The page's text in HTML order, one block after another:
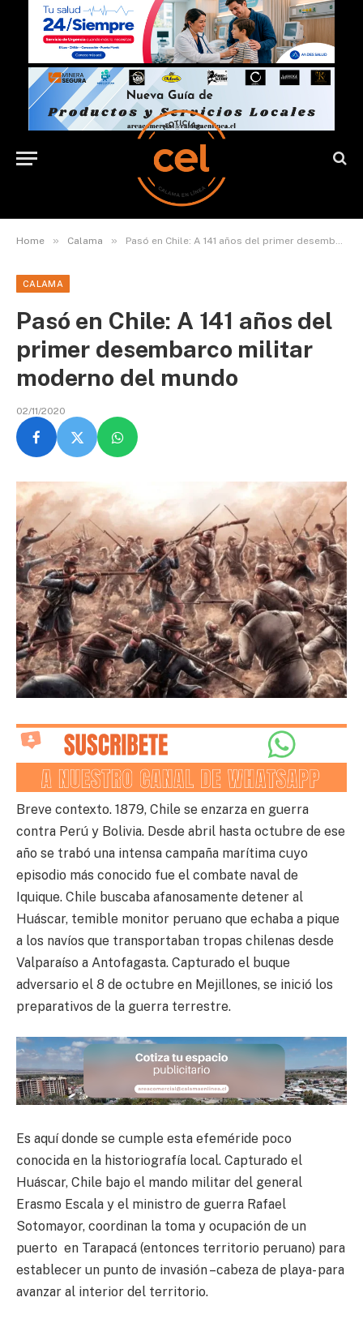
Home » Calama » Pasó en Chile: A 141 años del primer desembarco militar moderno del mundo
CALAMA
Pasó en Chile: A 141 años del
primer desembarco militar
moderno del mundo
02/11/2020
Breve contexto. 1879, Chile se enzarza en guerra
contra Perú y Bolivia. Desde abril hasta octubre de ese
año se trabó una intensa campaña marítima cuyo
episodio más conocido fue el combate naval de
Iquique. Chile buscaba afanosamente detener al
Huáscar, temible monitor peruano que echaba a pique
a los navíos que transportaban tropas chilenas desde
Valparaíso a Antofagasta. Capturado el buque
adversario el 8 de octubre en Mejillones, se inició los
preparativos de la guerra terrestre.
Es aquí donde se cumple esta efeméride poco
conocida en la historiografía local. Capturado el
Huáscar, Chile bajo el mando militar del general
Erasmo Escala y el ministro de guerra Rafael
Sotomayor, coordinan la toma y ocupación de un
puerto en Tarapacá (entonces territorio peruano) para
establecer un punto de invasión –cabeza de playa- para
avanzar al interior del territorio.